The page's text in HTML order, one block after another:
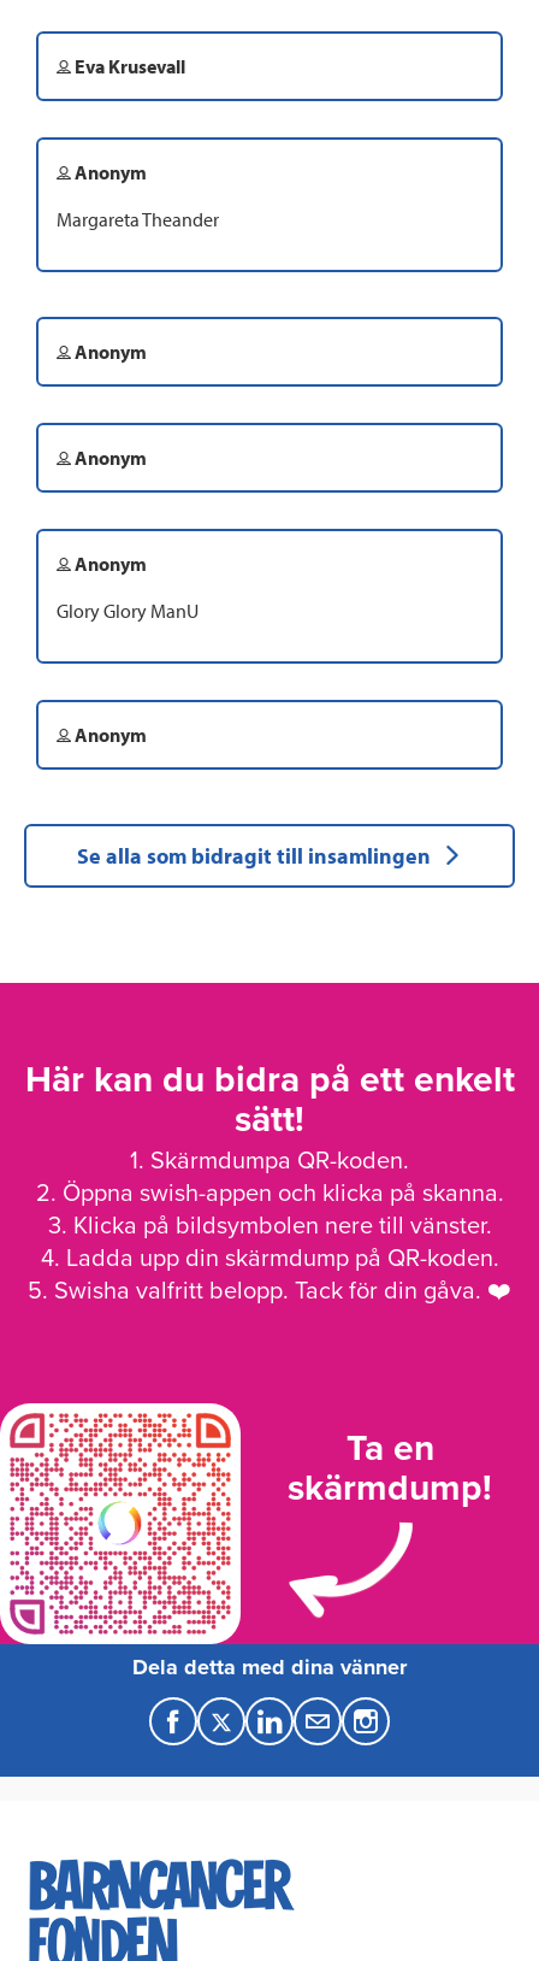
Eva Krusevall
Anonym
Margareta Theander
Anonym
Anonym
Anonym
Glory Glory ManU
Anonym
Se alla som bidragit till insamlingen
Här kan du bidra på ett enkelt
sätt!
1. Skärmdumpa QR-koden.
2. Öppna swish-appen och klicka på skanna.
3. Klicka på bildsymbolen nere till vänster.
4. Ladda upp din skärmdump på QR-koden.
5. Swisha valfritt belopp. Tack för din gåva. ❤️
Ta en
skärmdump!
Dela detta med dina vänner
F
a
e
b
T
w
t
t
L
i
k
e
M
a